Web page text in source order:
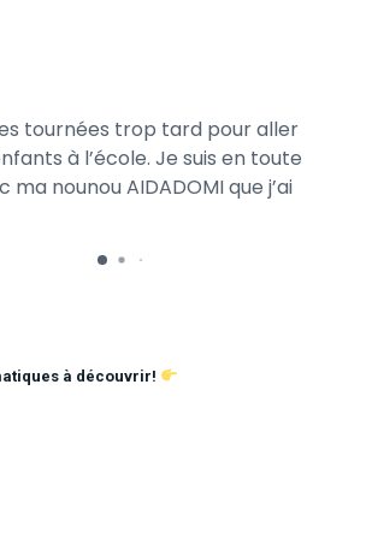
tournées trop tard pour aller
à l’école. Je suis en toute
nounou AIDADOMI que j’ai
à découvrir!